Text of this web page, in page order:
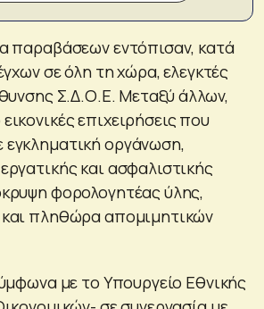
παραβάσεων εντόπισαν, κατά
σε όλη τη χώρα, ελεγκτές
Σ.Δ.Ο.Ε. Μεταξύ άλλων,
επιχειρήσεις που
οργάνωση,
και ασφαλιστικής
φορολογητέας ύλης,
πληθώρα απομιμητικών
με το Υπουργείο Εθνικής